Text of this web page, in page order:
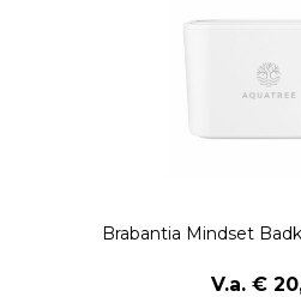
Brabantia Mindset
V.a. €